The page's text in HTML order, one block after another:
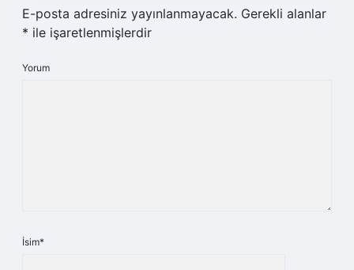
E-posta adresiniz yayınlanmayacak. Gerekli alanlar
* ile işaretlenmişlerdir
Yorum
İsim*